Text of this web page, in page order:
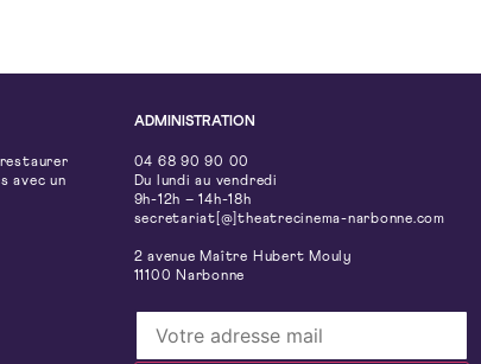
avec un
ADMINISTRATION
04 68 90 90 00
Du lundi au vendredi
9h-12h – 14h-18h
secretariat[@]theatrecinema-narbonne.com
2 avenue Maître Hubert Mouly
11100 Narbonne